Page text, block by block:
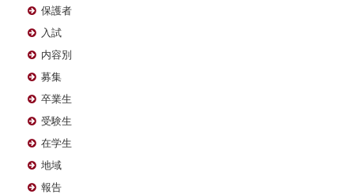
保護者
入試
内容別
募集
卒業生
受験生
在学生
地域
報告